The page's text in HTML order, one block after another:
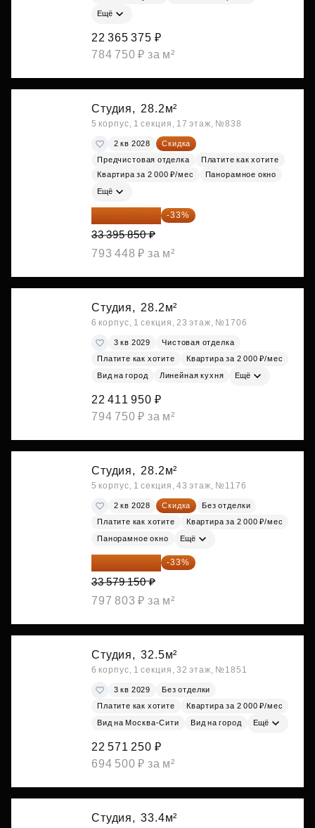
Ещё
22 365 375 ₽
784 750 ₽ за м²
Студия, 28.2м²
5 корпус, 1 секция, 17 этаж, №838
2 кв 2028
Скидка
Предчистовая отделка
Платите как хотите
Квартира за 2 000 ₽/мес
Панорамное окно
Ещё
22 375 220 ₽ -33%
33 395 850 ₽
793 448 ₽ за м²
Студия, 28.2м²
6 корпус, 1 секция, 23 этаж, №1706
3 кв 2029
Чистовая отделка
Платите как хотите
Квартира за 2 000 ₽/мес
Вид на город Линейная кухня Ещё
22 411 950 ₽
794 750 ₽ за м²
Студия, 28.2м²
5 корпус, 1 секция, 43 этаж, №1176
2 кв 2028 Скидка
Без отделки
Платите как хотите
Квартира за 2 000 ₽/мес
Панорамное окно Ещё
22 498 031 ₽ -33%
33 579 150 ₽
797 803 ₽ за м²
Студия, 32.5м²
6 корпус, 1 секция, 32 этаж, №1851
3 кв 2029
Без отделки
Платите как хотите
Квартира за 2 000 ₽/мес
Вид на Москва-Сити Вид на город Ещё
22 571 250 ₽
694 500 ₽ за м²
Студия, 33.4м²